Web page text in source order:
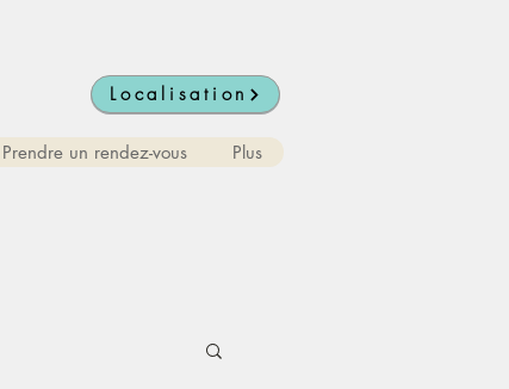
Localisation
Prendre un rendez-vous Plus